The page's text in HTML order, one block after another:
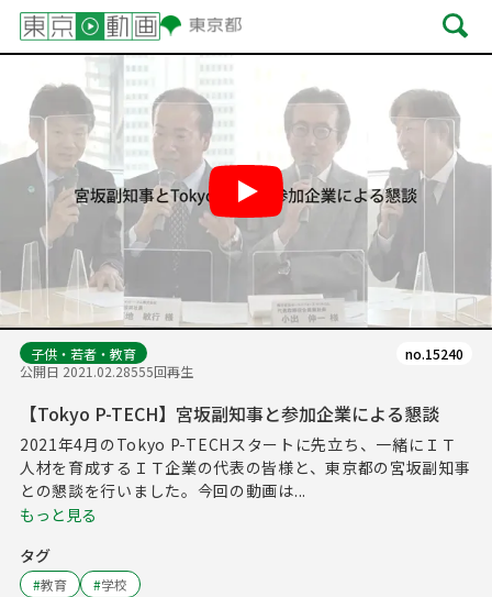
Play
子供・若者・教育
公開日 2021.02.28555回再生
no.15240
【Tokyo P-TECH】宮坂副知事と参加企業による懇談
2021年4月のTokyo P-TECHスタートに先立ち、一緒にＩＴ
人材を育成するＩＴ企業の代表の皆様と、東京都の宮坂副知事
との懇談を行いました。今回の動画は...
もっと見る
タグ
#教育 #学校